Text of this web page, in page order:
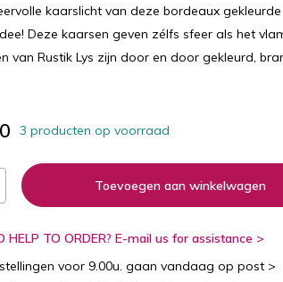
kaarslicht van deze bordeaux
Deze kaarsen geven zélfs sfeer als het
van Rustik Lys zijn door en door gekleurd,
3 producten op voorraad
Toevoegen aan winkelwagen
HELP TO ORDER? E-mail us for assistance >
voor 9.00u. gaan vandaag op post >